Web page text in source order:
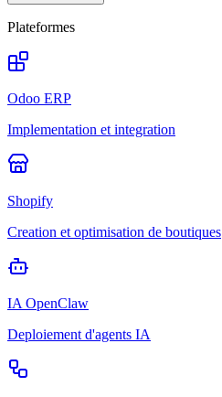
Plateformes
Odoo ERP
Implementation et integration
Shopify
Creation et optimisation de boutiques
IA OpenClaw
Deploiement d'agents IA